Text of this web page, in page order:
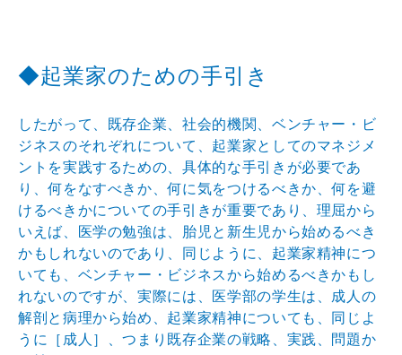
◆起業家のための手引き
したがって、既存企業、社会的機関、ベンチャー・ビ
ジネスのそれぞれについて、起業家としてのマネジメ
ントを実践するための、具体的な手引きが必要であ
り、何をなすべきか、何に気をつけるべきか、何を避
けるべきかについての手引きが重要であり、理屈から
いえば、医学の勉強は、胎児と新生児から始めるべき
かもしれないのであり、同じように、起業家精神につ
いても、ベンチャー・ビジネスから始めるべきかもし
れないのですが、実際には、医学部の学生は、成人の
解剖と病理から始め、起業家精神についても、同じよ
うに［成人］、つまり既存企業の戦略、実践、問題か